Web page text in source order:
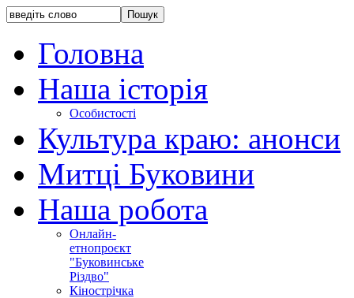
Головна
Наша історія
Особистості
Культура краю: анонси
Митці Буковини
Наша робота
Онлайн-
етнопроєкт
"Буковинське
Різдво"
Кінострічка